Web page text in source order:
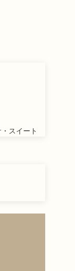
スイート